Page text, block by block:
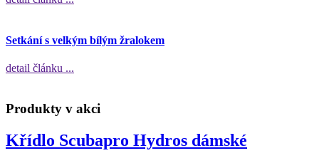
Setkání s velkým bílým žralokem
detail článku ...
Produkty v akci
Křídlo Scubapro Hydros dámské